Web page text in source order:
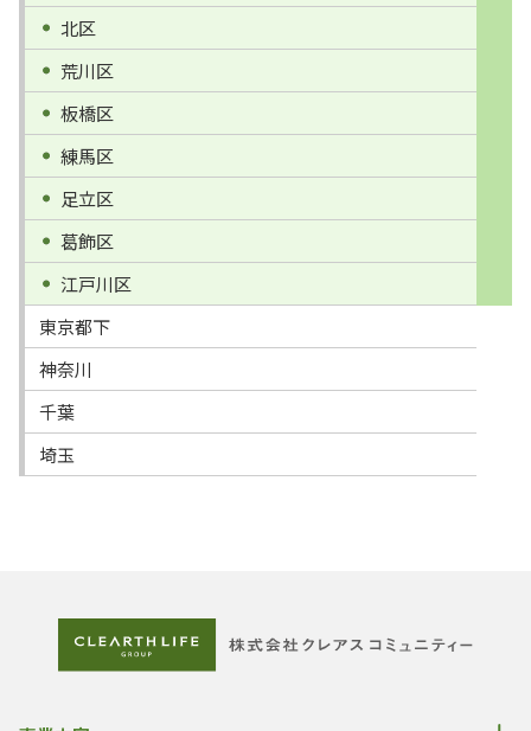
北区
荒川区
板橋区
練馬区
足立区
葛飾区
江戸川区
東京都下
神奈川
千葉
埼玉